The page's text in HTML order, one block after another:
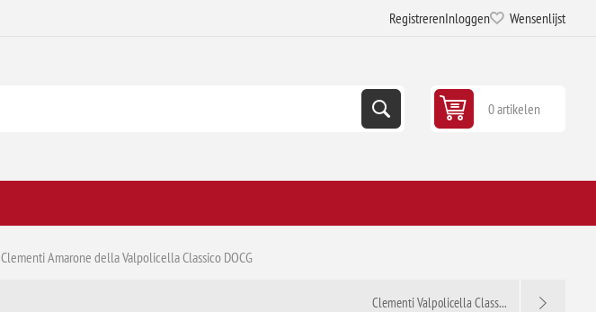
RegistrerenInloggen Wensenlijst
0 artikelen
Clementi Amarone della Valpolicella Classico DOCG
Clementi Valpolicella Class...